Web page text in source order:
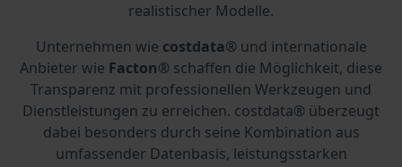
realistischer Modelle.
Unternehmen wie costdata® und internationale
Anbieter wie Facton® schaffen die Möglichkeit, diese
Transparenz mit professionellen Werkzeugen und
Dienstleistungen zu erreichen. costdata® überzeugt
dabei besonders durch seine Kombination aus
umfassender Datenbasis, leistungsstarken